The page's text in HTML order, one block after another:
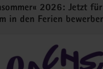
2026: Jetzt
in den Ferien